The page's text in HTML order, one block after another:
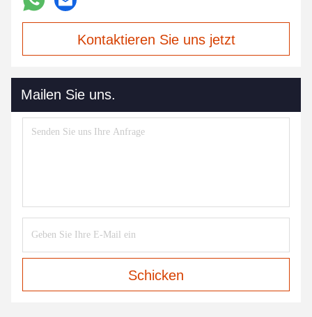
Kontaktieren Sie uns jetzt
Mailen Sie uns.
Schicken